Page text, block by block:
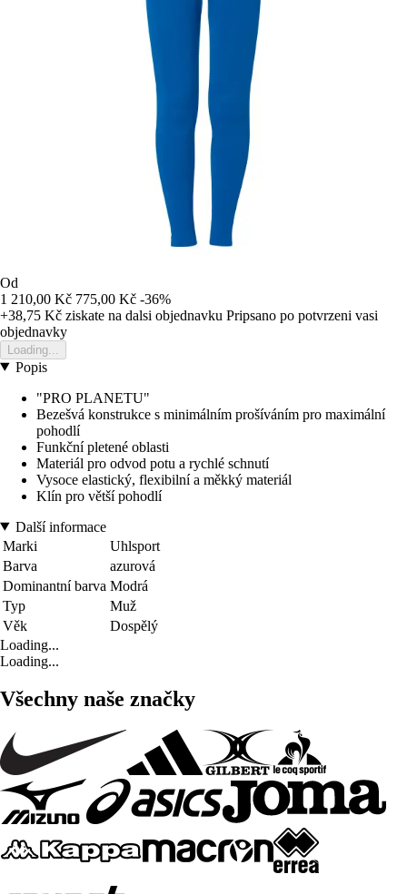
Od
1 210,00 Kč 775,00 Kč -36%
+38,75 Kč ziskate na dalsi objednavku Pripsano po potvrzeni vasi
objednavky
Loading...
Popis
"PRO PLANETU"
Bezešvá konstrukce s minimálním prošíváním pro maximální
pohodlí
Funkční pletené oblasti
Materiál pro odvod potu a rychlé schnutí
Vysoce elastický, flexibilní a měkký materiál
Klín pro větší pohodlí
Další informace
Marki
Uhlsport
Barva
azurová
Dominantní barva Modrá
Typ
Muž
Věk
Dospělý
Loading...
Loading...
Všechny naše značky